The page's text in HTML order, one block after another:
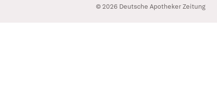
© 2026 Deutsche Apotheker Zeitung